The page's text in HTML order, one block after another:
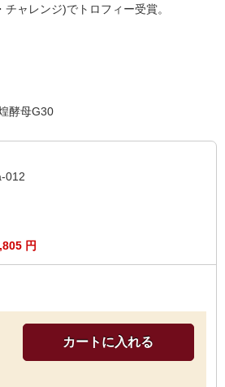
ャレンジ)でトロフィー受賞。
酵母G30
012
円
カートに入れる